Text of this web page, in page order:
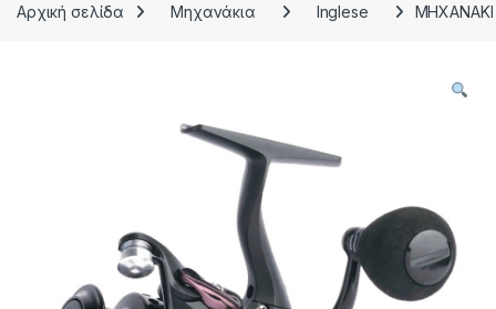
Αρχική σελίδα Μηχανάκια Inglese ΜΗΧΑΝΑΚΙ